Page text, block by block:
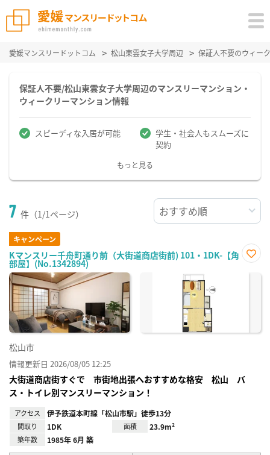
愛媛マンスリードットコム 松山東雲女子大学周辺 保証人不要のウィー
保証人不要/松山東雲女子大学周辺のマンスリーマンション・
ウィークリーマンション情報
スピーディな入居が可能
学生・社会人もスムーズに
契約
もっと見る
7 件（1/1ページ）
キャンペーン
Kマンスリー千舟町通り前（大街道商店街前) 101・1DK-【角
部屋】(No.1342894)
に入
松山市
情報更新日 2026/08/05 12:25
大街道商店街すぐで 市街地出張へおすすめな格安 松山 バ
ス・トイレ別マンスリーマンション！
アクセス 伊予鉄道本町線「松山市駅」徒歩13分
間取り 1DK 面積 23.9m²
築年数 1985年 6月 築